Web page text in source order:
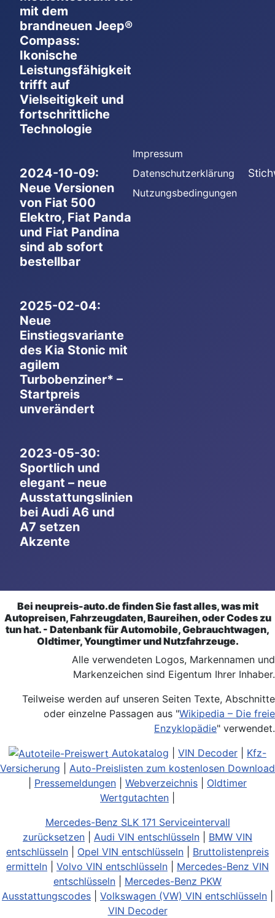
mit dem
brandneuen Jeep®
Compass:
Ikonische
Leistungsfähigkeit
trifft auf
Vielseitigkeit und
fortschrittliche
Technologie
2024-10-09:
Neue Versionen
von Fiat 500
Elektro, Fiat Panda
und Fiat Pandina
sind ab sofort
bestellbar
2025-02-04:
Neue
Einstiegsvariante
des Kia Stonic mit
agilem
Turbobenziner* –
Startpreis
unverändert
2023-05-30:
Sportlich und
elegant – neue
Ausstattungslinien
bei Audi A6 und
A7 setzen
Akzente
Impressum
Datenschutzerklärung
Nutzungsbedingungen
Bei neupreis-auto.de finden Sie fast alles, was mit
Autopreisen, Fahrzeugdaten, Baureihen, oder Codes zu
tun hat. - Datenbank für Automobile, Gebrauchtwagen,
Oldtimer, Youngtimer und Nutzfahrzeuge.
Alle verwendeten Logos, Markennamen und
Markenzeichen sind Eigentum Ihrer Inhaber.
Teilweise werden auf unseren Seiten Texte, Abschnitte
oder einzelne Passagen aus "Wikipedia – Die freie
Enzyklopädie" verwendet.
Autokatalog
VIN Decoder
Kfz-
Versicherung
Auto-Preislisten zum kostenlosen Download
Pressemeldungen Webverzeichnis
Oldtimer
Wertgutachten
Mercedes-Benz SLK 171 Serviceintervall
zurücksetzen
Audi VIN entschlüsseln
BMW VIN
entschlüsseln
Opel VIN entschlüsseln
Bruttolistenpreis
ermitteln
Volvo VIN entschlüsseln
Mercedes-Benz VIN
entschlüsseln
Mercedes-Benz PKW
Ausstattungscodes
Volkswagen (VW) VIN entschlüsseln
VIN Decoder